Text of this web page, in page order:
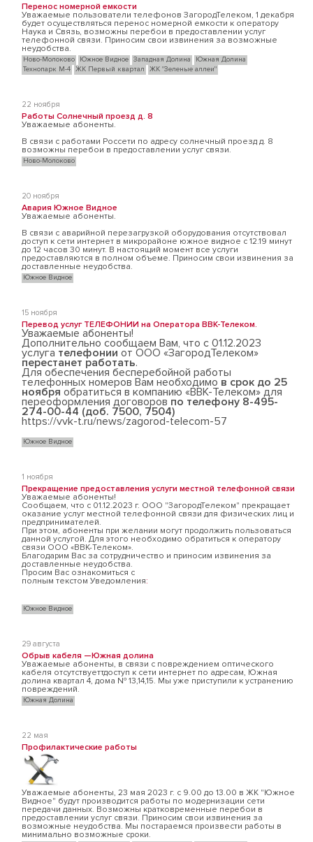
Перенос номерной емкости
Уважаемые пользователи телефонов ЗагородТелеком, 1 декабря
будет осуществляться перенос номерной емкости к оператору
Наука и Связь, возможны перебои в предоставлении услуг
телефонной связи. Приносим свои извинения за возможные
неудобства.
Ново-Молоково Южное Видное Западная Долина
Южная Долина
Технопарк М-4 ЖК Первый квартал ЖК "Зеленые аллеи"
22 ноября
Работы Солнечный проезд д. 8
Уважаемые абоненты.
В связи с работами Россети по адресу солнечный проезд д. 8
возможны перебои в предоставлении услуг связи.
Ново-Молоково
20 ноября
Авария Южное Видное
Уважаемые абоненты.
В связи с аварийной перезагрузкой оборудования отсутствовал
доступ к сети интернет в микрорайоне южное видное с 12.19 минут
до 12 часов 30 минут. В настоящий момент все услуги
предоставляются в полном объеме. Приносим свои извинения за
доставленные неудобства.
Южное Видное
15 ноября
Перевод услуг ТЕЛЕФОНИИ на Оператора ВВК-Телеком.
Уважаемые абоненты!
Дополнительно сообщаем Вам, что с 01.12.2023
услуга телефонии от ООО «ЗагородТелеком»
перестанет работать.
Для обеспечения бесперебойной работы
телефонных номеров Вам необходимо в срок до 25
ноября обратиться в компанию «ВВК-Телеком» для
переоформления договоров по телефону 8-495-
274-00-44 (доб. 7500, 7504)
https://vvk-t.ru/news/zagorod-telecom-57
Южное Видное
1 ноября
Прекращение предоставления услуги местной телефонной связи
Уважаемые абоненты!
Сообщаем, что с 01.12.2023 г. ООО "ЗагородТелеком" прекращает
оказание услуг местной телефонной связи для физических лиц и
предпринимателей.
При этом, абоненты при желании могут продолжить пользоваться
данной услугой. Для этого необходимо обратиться к оператору
связи ООО «ВВК-Телеком».
Благодарим Вас за сотрудничество и приносим извинения за
доставленные неудобства.
Просим Вас ознакомиться с
полным текстом Уведомления:
Южное Видное
29 августа
Обрыв кабеля —Южная долина
Уважаемые абоненты, в связи с повреждением оптического
кабеля отсутствуеттдоступ к сети интернет по адресам, Южная
долина квартал 4, дома № 13,14,15. Мы уже приступили к устранению
повреждений.
Южная Долина
22 мая
Профилактические работы
Уважаемые абоненты, 23 мая 2023 г. с 9.00 до 13.00 в ЖК "Южное
Видное" будут производится работы по модернизации сети
передачи данных. Возможны кратковременные перебои в
предоставлении услуг связи. Приносим свои извинения за
возможные неудобства. Мы постараемся произвести работы в
минимально возможные сроки.